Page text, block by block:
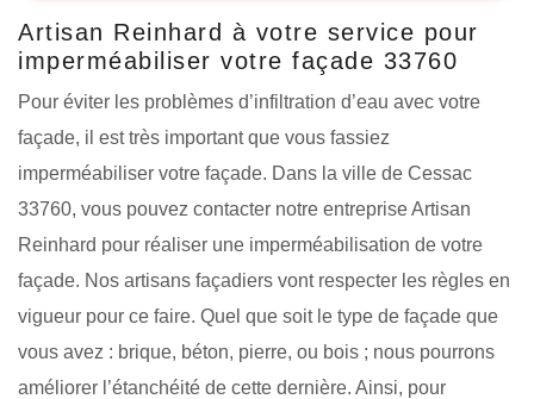
Artisan Reinhard à votre service pour
imperméabiliser votre façade 33760
Pour éviter les problèmes d’infiltration d’eau avec votre
façade, il est très important que vous fassiez
imperméabiliser votre façade. Dans la ville de Cessac
33760, vous pouvez contacter notre entreprise Artisan
Reinhard pour réaliser une imperméabilisation de votre
façade. Nos artisans façadiers vont respecter les règles en
vigueur pour ce faire. Quel que soit le type de façade que
vous avez : brique, béton, pierre, ou bois ; nous pourrons
améliorer l’étanchéité de cette dernière. Ainsi, pour